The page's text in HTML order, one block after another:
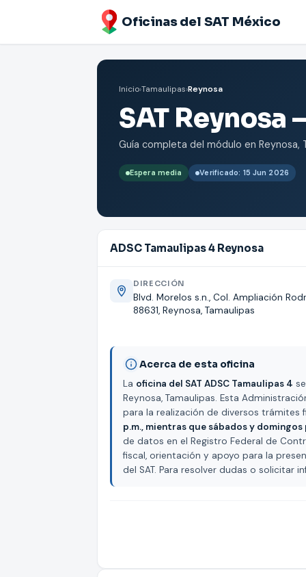
Oficinas del SAT México
Inicio›Tamaulipas›Reynosa
SAT
Guía completa del módulo en Reynosa,
Espera media Verificado: 15 Jun 2026
ADSC Tamaulipas 4 Reynosa
DIRECCIÓN
Blvd. Morelos s.n., Col. Ampliación
88631, Reynosa, Tamaulipas
Acerca de esta oficina
La oficina del SAT ADSC Tamaulipas 4
Reynosa, Tamaulipas. Esta
para la realización de diversos trámites
p.m., mientras que sábados y
de datos en el Registro Federal de
fiscal, orientación y apoyo para la
del SAT. Para resolver dudas o solicitar